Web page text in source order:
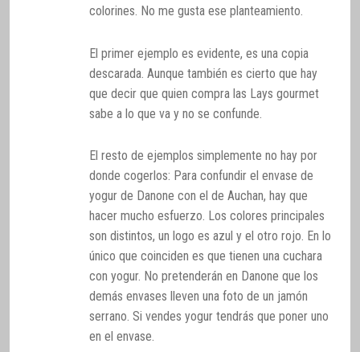
colorines. No me gusta ese planteamiento.
El primer ejemplo es evidente, es una copia
descarada. Aunque también es cierto que hay
que decir que quien compra las Lays gourmet
sabe a lo que va y no se confunde.
El resto de ejemplos simplemente no hay por
donde cogerlos: Para confundir el envase de
yogur de Danone con el de Auchan, hay que
hacer mucho esfuerzo. Los colores principales
son distintos, un logo es azul y el otro rojo. En lo
único que coinciden es que tienen una cuchara
con yogur. No pretenderán en Danone que los
demás envases lleven una foto de un jamón
serrano. Si vendes yogur tendrás que poner uno
en el envase.